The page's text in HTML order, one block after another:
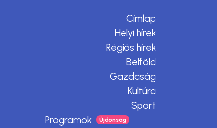
Címlap
Helyi hírek
Régiós hírek
Belföld
Gazdaság
Kultúra
Sport
Programok